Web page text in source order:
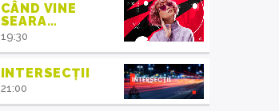
CÂND VINE
SEARA…
19:30
INTERSECȚII
21:00